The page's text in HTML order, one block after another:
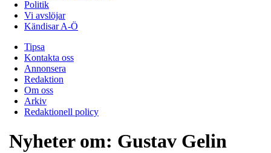
Politik
Vi avslöjar
Kändisar A-Ö
Tipsa
Kontakta oss
Annonsera
Redaktion
Om oss
Arkiv
Redaktionell policy
Nyheter om: Gustav Gelin